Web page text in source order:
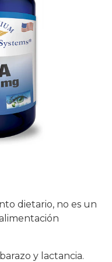
dietario, no es un
y lactancia.